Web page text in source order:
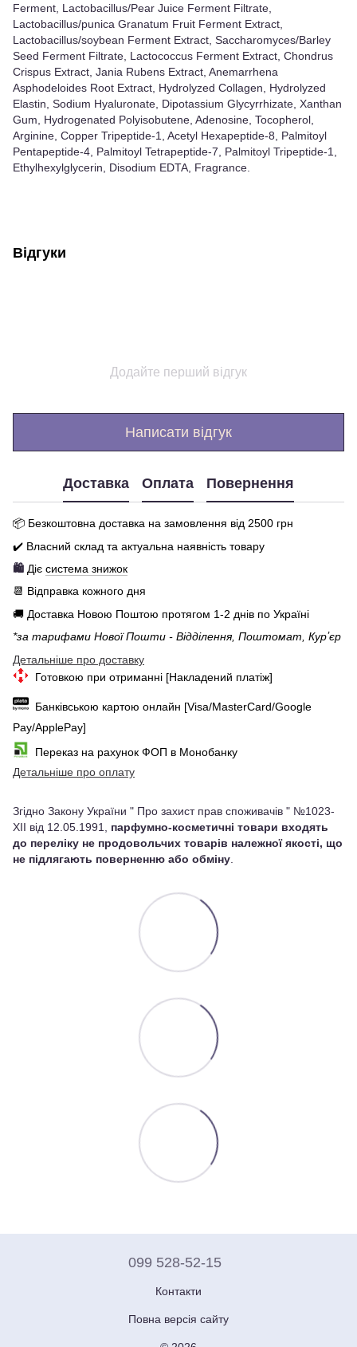
Ferment, Lactobacillus/Pear Juice Ferment Filtrate,
Lactobacillus/punica Granatum Fruit Ferment Extract,
Lactobacillus/soybean Ferment Extract, Saccharomyces/Barley
Seed Ferment Filtrate, Lactococcus Ferment Extract, Chondrus
Crispus Extract, Jania Rubens Extract, Anemarrhena
Asphodeloides Root Extract, Hydrolyzed Collagen, Hydrolyzed
Elastin, Sodium Hyaluronate, Dipotassium Glycyrrhizate, Xanthan
Gum, Hydrogenated Polyisobutene, Adenosine, Tocopherol,
Arginine, Copper Tripeptide-1, Acetyl Hexapeptide-8, Palmitoyl
Pentapeptide-4, Palmitoyl Tetrapeptide-7, Palmitoyl Tripeptide-1,
Ethylhexylglycerin, Disodium EDTA, Fragrance.
Відгуки
Додайте перший відгук
Написати відгук
Доставка Оплата Повернення
📦 Безкоштовна доставка на замовлення від 2500 грн
✔️ Власний склад та актуальна наявність товару
🛍️ Діє система знижок
📆 Відправка кожного дня
🚚 Доставка Новою Поштою протягом 1-2 днів по Україні
*за тарифами Нової Пошти - Відділення, Поштомат, Курʼєр
Детальніше про доставку
Готовкою при отриманні [Накладений платіж]
Банківською картою онлайн [Visa/MasterCard/Google
Pay/ApplePay]
Переказ на рахунок ФОП в Монобанку
Детальніше про оплату
Згідно Закону України " Про захист прав споживачів " №1023-
XII від 12.05.1991, парфумно-косметичні товари входять
до переліку не продовольчих товарів належної якості, що
не підлягають поверненню або обміну
099 528-52-15
Контакти
Повна версія сайту